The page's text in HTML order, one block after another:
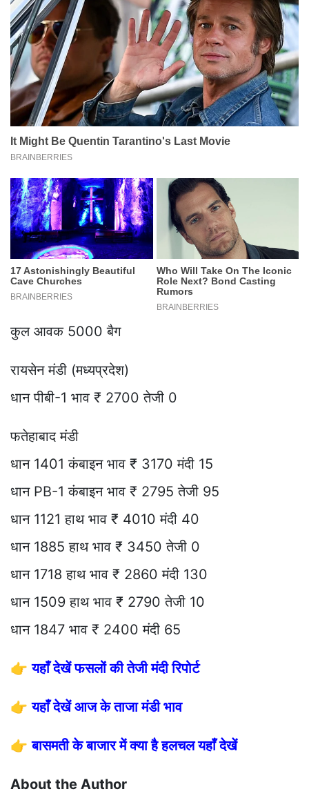
कुल आवक 5000 बैग
रायसेन मंडी (मध्यप्रदेश)
धान पीबी-1 भाव ₹ 2700 तेजी 0
फतेहाबाद मंडी
धान 1401 कंबाइन भाव ₹ 3170 मंदी 15
धान PB-1 कंबाइन भाव ₹ 2795 तेजी 95
धान 1121 हाथ भाव ₹ 4010 मंदी 40
धान 1885 हाथ भाव ₹ 3450 तेजी 0
धान 1718 हाथ भाव ₹ 2860 मंदी 130
धान 1509 हाथ भाव ₹ 2790 तेजी 10
धान 1847 भाव ₹ 2400 मंदी 65
👉यहाँ देखें फसलों की तेजी मंदी रिपोर्ट
👉यहाँ देखें आज के ताजा मंडी भाव
👉बासमती के बाजार में क्या है हलचल यहाँ देखें
About the Author